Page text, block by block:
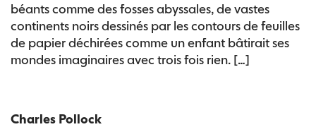
béants comme des fosses abyssales, de vastes
continents noirs dessinés par les contours de feuilles
de papier déchirées comme un enfant bâtirait ses
mondes imaginaires avec trois fois rien. […]
Charles Pollock